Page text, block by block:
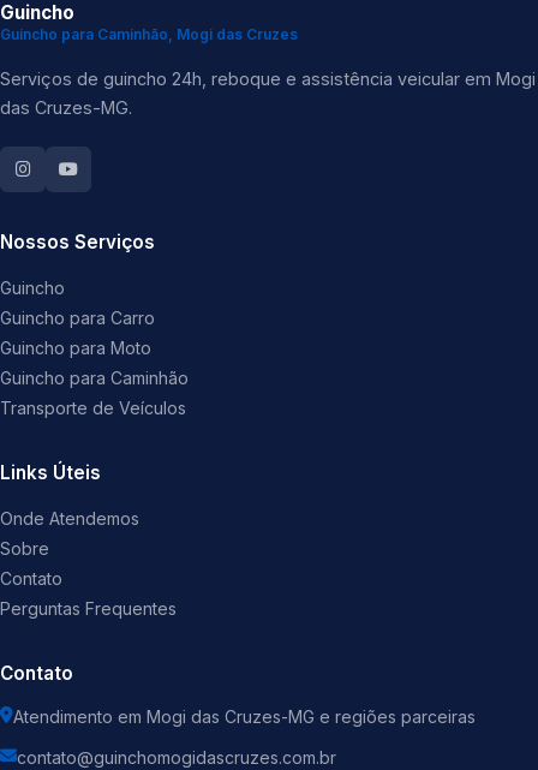
Guincho
Guincho para Caminhão, Mogi das Cruzes
Serviços de guincho 24h, reboque e assistência veicular em Mogi
das Cruzes-MG.
Nossos Serviços
Guincho
Guincho para Carro
Guincho para Moto
Guincho para Caminhão
Transporte de Veículos
Links Úteis
Onde Atendemos
Sobre
Contato
Perguntas Frequentes
Contato
Atendimento em Mogi das Cruzes-MG e regiões parceiras
contato@guinchomogidascruzes.com.br